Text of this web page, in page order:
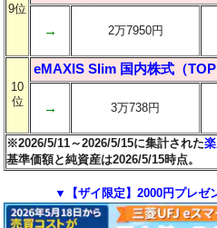
9位
→ 2万7950円
10
位
eMAXIS Slim 国内株式（
→ 3万738円
※2026/5/11～2026/5/15に集計された
基準価額と純資産は2026/5/15時点。
▼【ザイ限定】2000円プレゼ